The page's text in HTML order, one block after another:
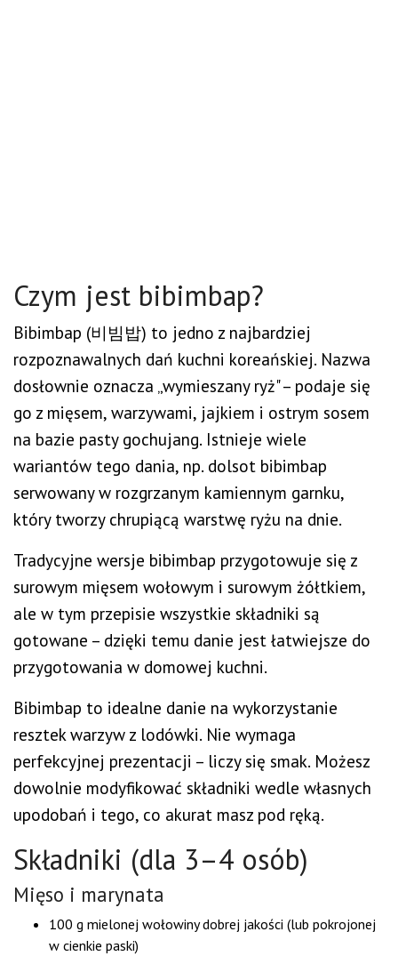
Czym jest bibimbap?
Bibimbap (비빔밥) to jedno z najbardziej
rozpoznawalnych dań kuchni koreańskiej. Nazwa
dosłownie oznacza „wymieszany ryż" – podaje się
go z mięsem, warzywami, jajkiem i ostrym sosem
na bazie pasty gochujang. Istnieje wiele
wariantów tego dania, np. dolsot bibimbap
serwowany w rozgrzanym kamiennym garnku,
który tworzy chrupiącą warstwę ryżu na dnie.
Tradycyjne wersje bibimbap przygotowuje się z
surowym mięsem wołowym i surowym żółtkiem,
ale w tym przepisie wszystkie składniki są
gotowane – dzięki temu danie jest łatwiejsze do
przygotowania w domowej kuchni.
Bibimbap to idealne danie na wykorzystanie
resztek warzyw z lodówki. Nie wymaga
perfekcyjnej prezentacji – liczy się smak. Możesz
dowolnie modyfikować składniki wedle własnych
upodobań i tego, co akurat masz pod ręką.
Składniki (dla 3–4 osób)
Mięso i marynata
100 g mielonej wołowiny dobrej jakości (lub pokrojonej
w cienkie paski)